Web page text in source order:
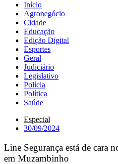
Início
Agronegócio
Cidade
Educação
Edição Digital
Esportes
Geral
Judiciário
Legislativo
Polícia
Política
Saúde
Especial
30/09/2024
Line Segurança está de cara
em Muzambinho